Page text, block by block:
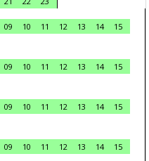
09 10 11 12 13 14
15
09 10 11 12 13 14
15
09 10 11 12 13 14
15
09 10 11 12 13 14
15